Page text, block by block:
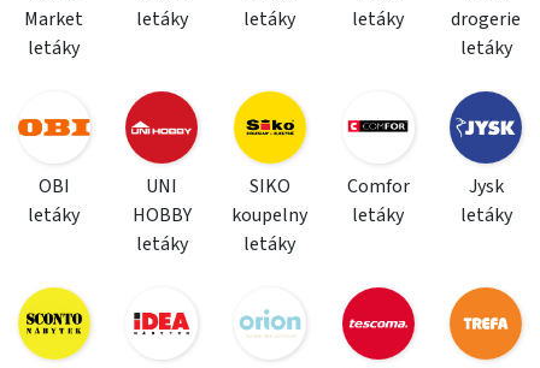
Market
letáky
letáky
letáky
letáky
drogerie
letáky
OBI
letáky
UNI
HOBBY
letáky
SIKO
koupelny
letáky
Comfor
letáky
Jysk
letáky